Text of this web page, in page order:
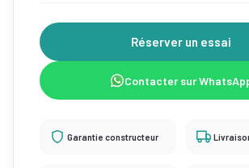
Réserver un essai
Contacter sur
Garantie constructeur